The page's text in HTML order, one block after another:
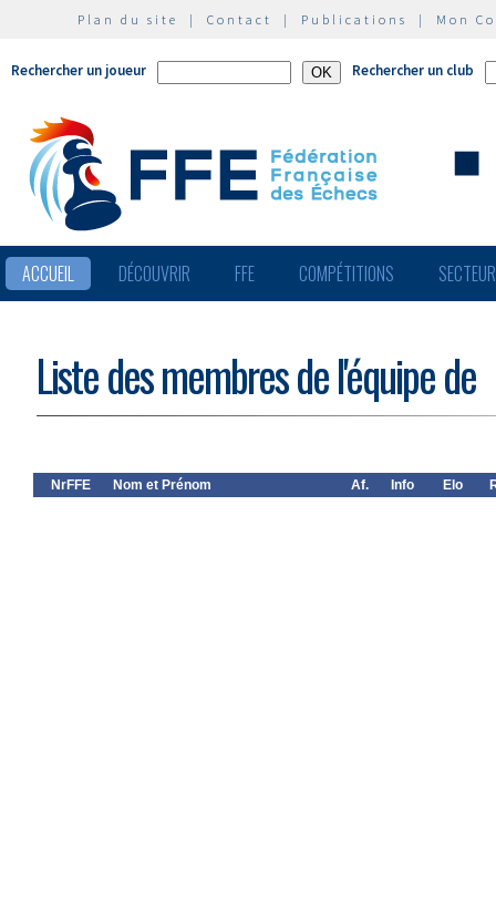
Plan du site | Contact | Publications | Mon
Rechercher un joueur Rechercher un club
ACCUEIL DÉCOUVRIR FFE COMPÉTITIONS
Liste des membres de l'équipe de
NrFFE Nom et Prénom Af. Info Elo